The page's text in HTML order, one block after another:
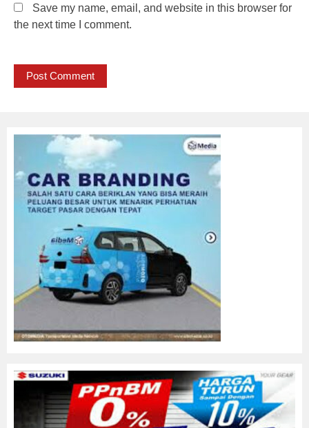
Save my name, email, and website in this browser for
the next time I comment.